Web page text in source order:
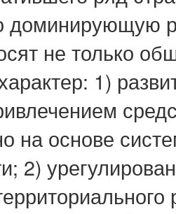
доминирующую
не только
1)
на основе
2)